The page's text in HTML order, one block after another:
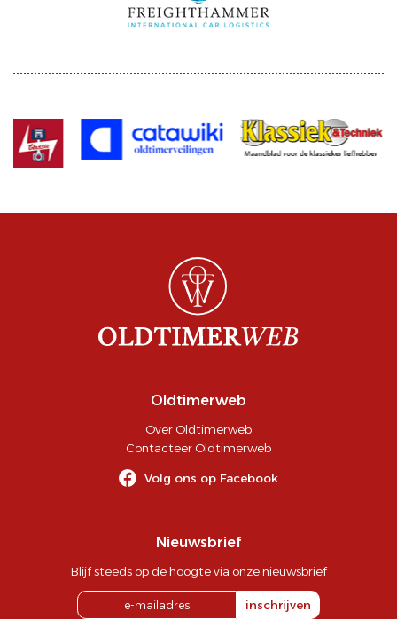
Oldtimerweb
Over Oldtimerweb
Contacteer Oldtimerweb
Volg ons op Facebook
Nieuwsbrief
Blijf steeds op de hoogte via onze nieuwsbrief
inschrijven